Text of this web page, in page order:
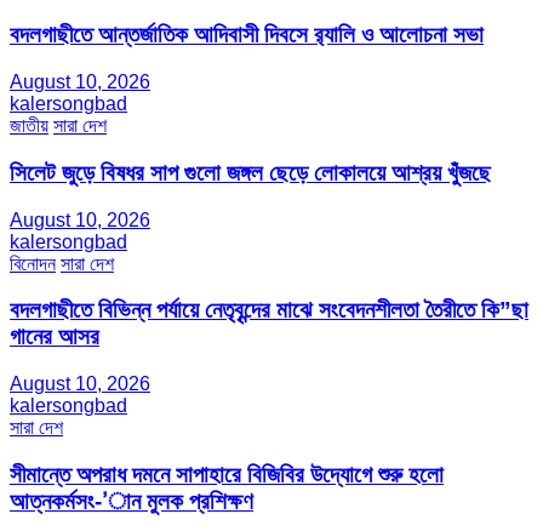
বদলগাছীতে আন্তর্জাতিক আদিবাসী দিবসে র‍্যালি ও আলোচনা সভা
August 10, 2026
kalersongbad
জাতীয় সারা দেশ
সিলেট জুড়ে বিষধর সাপ গুলো জঙ্গল ছেড়ে লোকালয়ে আশ্রয় খুঁজছে
August 10, 2026
kalersongbad
বিনোদন সারা দেশ
বদলগাছীতে বিভিন্ন পর্যায়ে নেতৃবৃন্দের মাঝে সংবেদনশীলতা তৈরীতে কি”ছা
গানের আসর
August 10, 2026
kalersongbad
সারা দেশ
সীমান্তে অপরাধ দমনে সাপাহারে বিজিবির উদ্যোগে শুরু হলো
আত্নকর্মসং-’ান মুলক প্রশিক্ষণ